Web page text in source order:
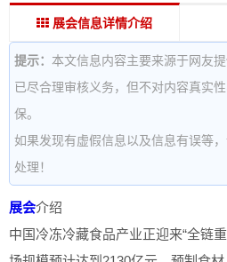
展会信息详情介绍
提示： 本文信息内容主要来源于网友
已尽合理审核义务，但不对内容真实
保。
如果发现有虚假信息以及信息有误等
处理！
展会介绍
中国冷冻冷藏食品产业正迎来“全链